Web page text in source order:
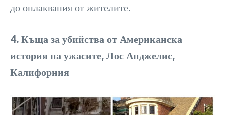
до оплаквания от жителите.
4. Къща за убийства от Американска
история на ужасите, Лос Анджелис,
Калифорния